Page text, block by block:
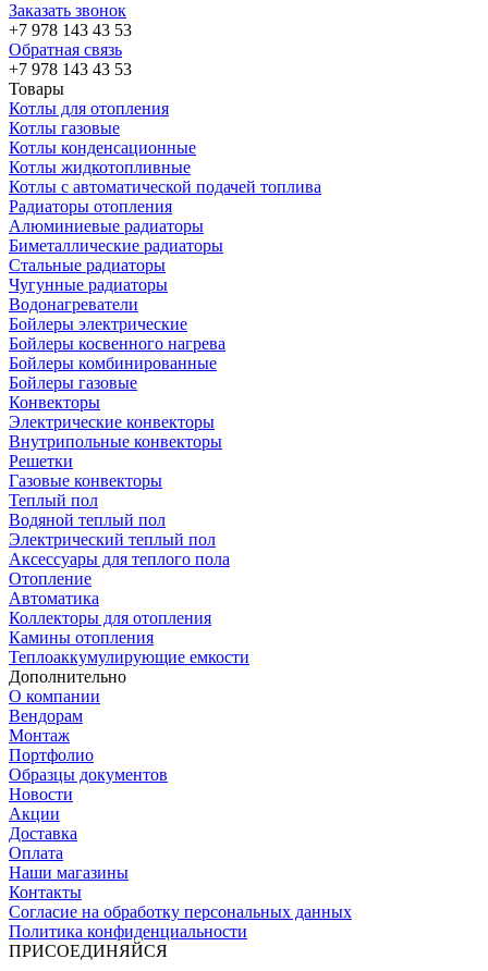
Заказать звонок
+7 978 143 43 53
Обратная связь
+7 978 143 43 53
Товары
Котлы для отопления
Котлы газовые
Котлы конденсационные
Котлы жидкотопливные
Котлы с автоматической подачей топлива
Радиаторы отопления
Алюминиевые радиаторы
Биметаллические радиаторы
Стальные радиаторы
Чугунные радиаторы
Водонагреватели
Бойлеры электрические
Бойлеры косвенного нагрева
Бойлеры комбинированные
Бойлеры газовые
Конвекторы
Электрические конвекторы
Внутрипольные конвекторы
Решетки
Газовые конвекторы
Теплый пол
Водяной теплый пол
Электрический теплый пол
Аксессуары для теплого пола
Отопление
Автоматика
Коллекторы для отопления
Камины отопления
Теплоаккумулирующие емкости
Дополнительно
О компании
Вендорам
Монтаж
Портфолио
Образцы документов
Новости
Акции
Доставка
Оплата
Наши магазины
Контакты
Согласие на обработку персональных данных
Политика конфиденциальности
ПРИСОЕДИНЯЙСЯ